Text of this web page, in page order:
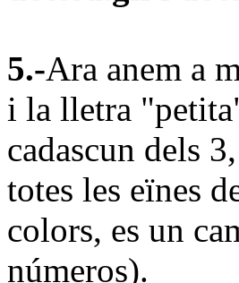
5.-Ara anem a
i la lletra
cadascun dels
totes les eïnes
colors, es un
números).